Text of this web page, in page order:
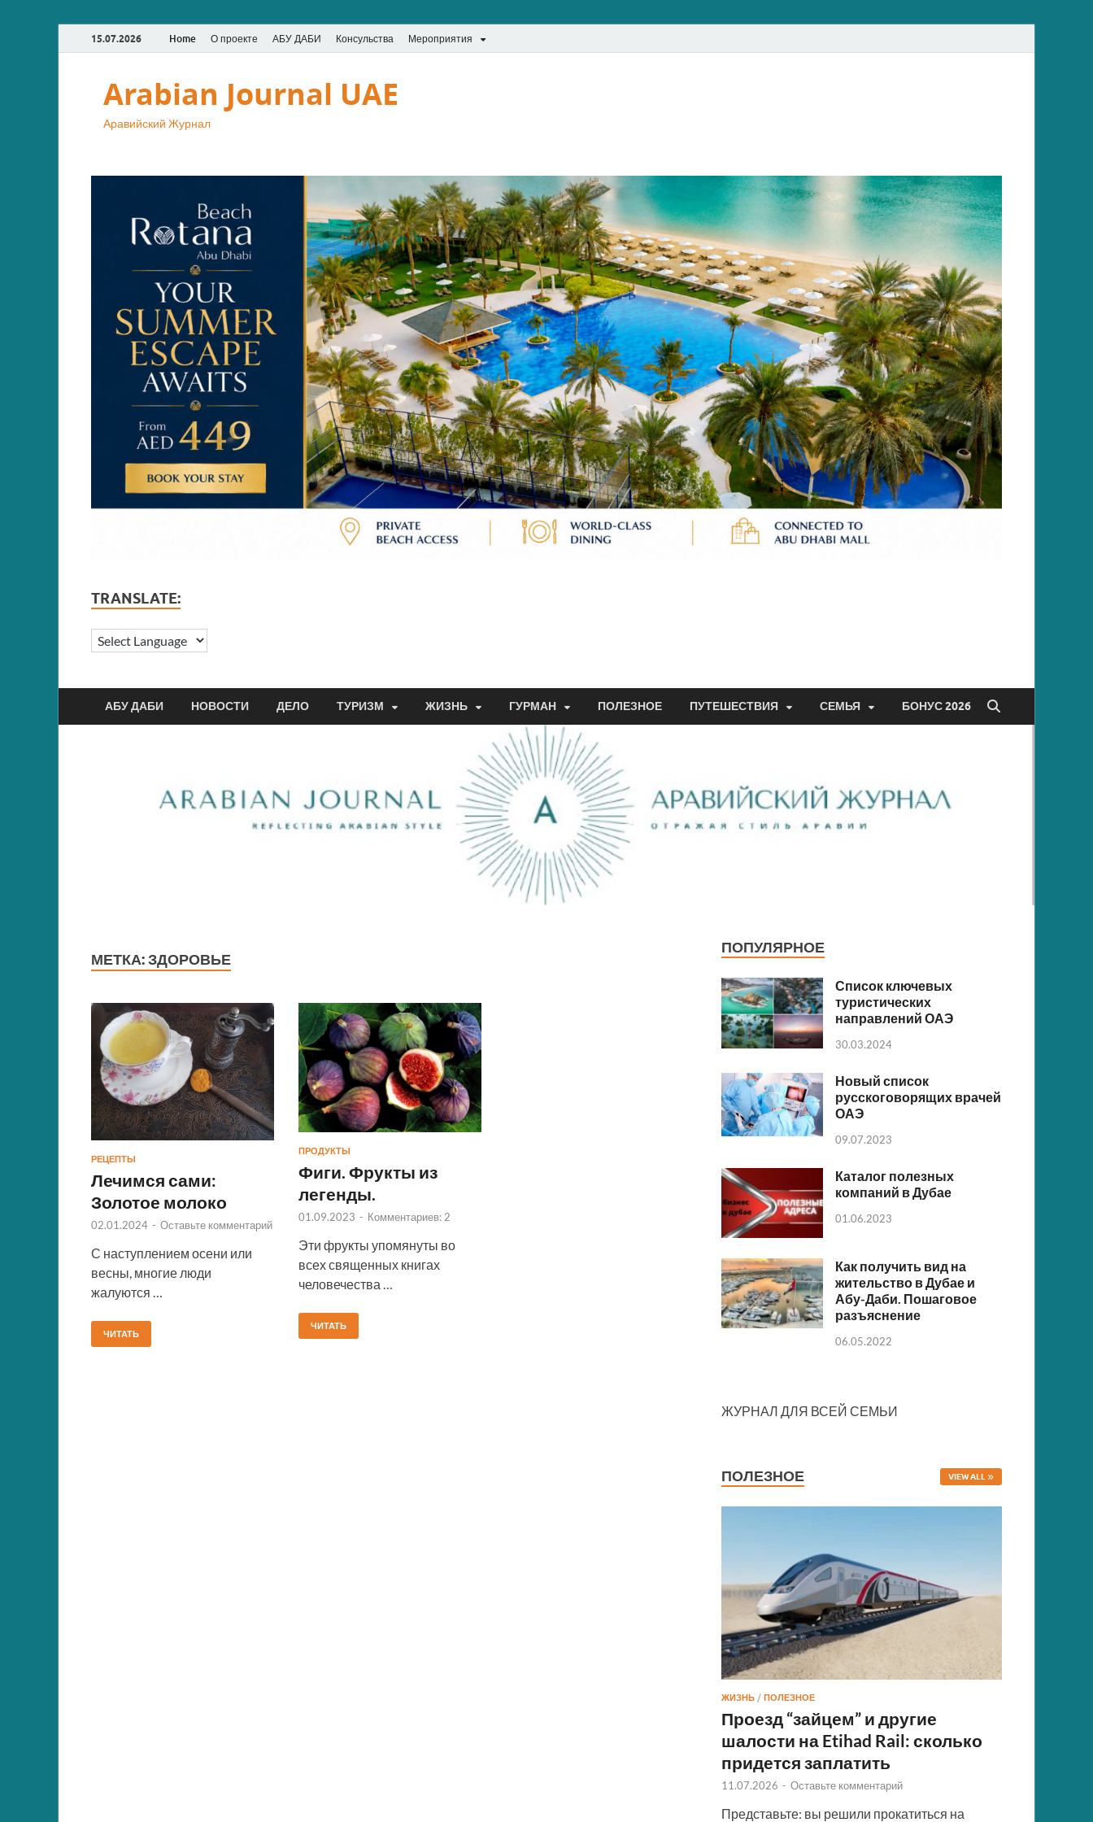
15.07.2026 Home О проекте АБУ ДАБИ Консульства Мероприятия
Arabian Journal UAE
Аравийский Журнал
TRANSLATE:
АБУ ДАБИ НОВОСТИ ДЕЛО ТУРИЗМ ЖИЗНЬ ГУРМАН ПОЛЕЗНОЕ ПУТЕШЕСТВИЯ СЕМЬЯ БОНУС 2026
МЕТКА:ЗДОРОВЬЕ
РЕЦЕПТЫ
Лечимся сами:
Золотое молоко
02.01.2024 - Оставьте комментарий
С наступлением осени или
весны, многие люди
жалуются …
ЧИТАТЬ
ПРОДУКТЫ
Фиги. Фрукты из
легенды.
01.09.2023 - Комментариев: 2
Эти фрукты упомянуты во
всех священных книгах
человечества …
ЧИТАТЬ
ПОПУЛЯРНОЕ
Список ключевых
туристических
направлений ОАЭ
30.03.2024
Новый список
русскоговорящих врачей
ОАЭ
09.07.2023
Каталог полезных
компаний в Дубае
01.06.2023
Как получить вид на
жительство в Дубае и
Абу-Даби. Пошаговое
разъяснение
06.05.2022
ЖУРНАЛ ДЛЯ ВСЕЙ СЕМЬИ
ПОЛЕЗНОЕ VIEW ALL
ЖИЗНЬ /ПОЛЕЗНОЕ
Проезд “зайцем” и другие
шалости на Etihad Rail: сколько
придется заплатить
11.07.2026 - Оставьте комментарий
Представьте: вы решили прокатиться на